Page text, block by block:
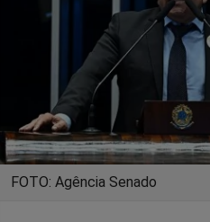
FOTO: Agência Senado